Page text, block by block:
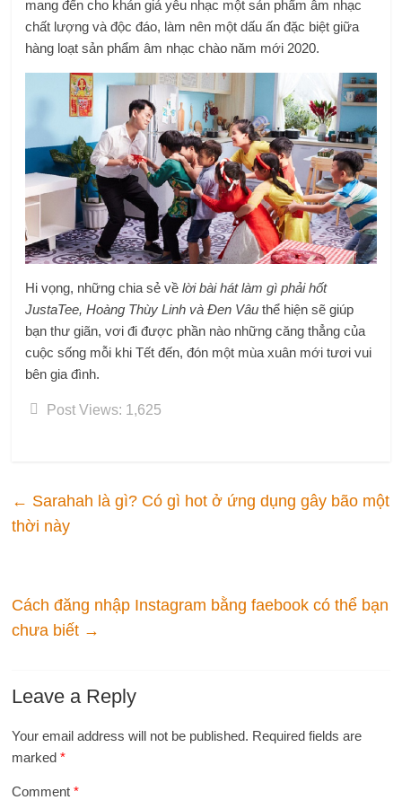
mang đến cho khán giả yêu nhạc một sản phẩm âm nhạc
chất lượng và độc đáo, làm nên một dấu ấn đặc biệt giữa
hàng loạt sản phẩm âm nhạc chào năm mới 2020.
Hi vọng, những chia sẻ vềlời bài hát làm gì phải hốt
JustaTee, Hoàng Thùy Linh và Đen Vâuthể hiện sẽ giúp
bạn thư giãn, vơi đi được phần nào những căng thẳng của
cuộc sống mỗi khi Tết đến, đón một mùa xuân mới tươi vui
bên gia đình.
Post Views: 1,625
← Sarahah là gì? Có gì hot ở ứng dụng gây bão một
thời này
Cách đăng nhập Instagram bằng faebook có thể bạn
chưa biết →
Leave a Reply
Your email address will not be published. Required fields are
marked*
Comment*